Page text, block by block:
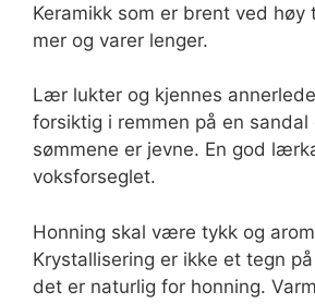
Keramikk som er brent ved høy
mer og varer lenger.
Lær lukter og kjennes
forsiktig i remmen på en sandal
sømmene er jevne. En god
voksforseglet.
Honning skal være tykk og
Krystallisering er ikke et tegn
det er naturlig for honning.